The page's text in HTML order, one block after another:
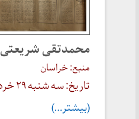
محمدتقی شریعتی
منبع: خراسان
تاریخ: سه شنبه ۲۹ خرداد ۱۳۵۸
(بیشتر…)